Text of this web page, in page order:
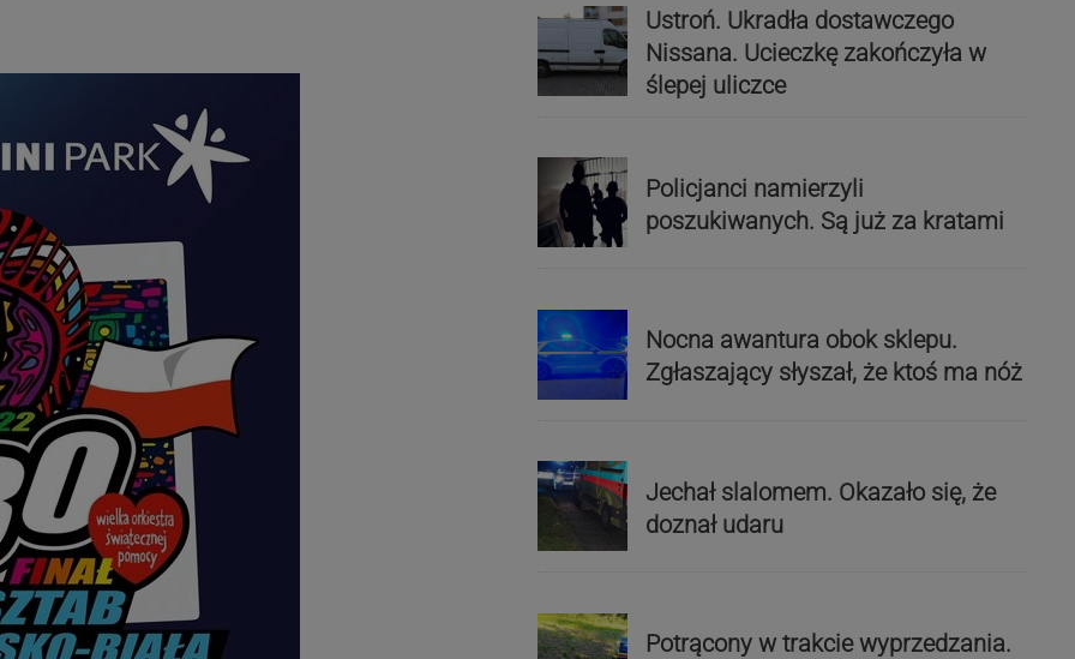
Ustroń. Ukradła dostawczego
Nissana. Ucieczkę zakończyła w
ślepej uliczce
Policjanci namierzyli
poszukiwanych. Są już za kratami
Nocna awantura obok sklepu.
Zgłaszający słyszał, że ktoś ma nóż
Jechał slalomem. Okazało się, że
doznał udaru
Potrącony w trakcie wyprzedzania.